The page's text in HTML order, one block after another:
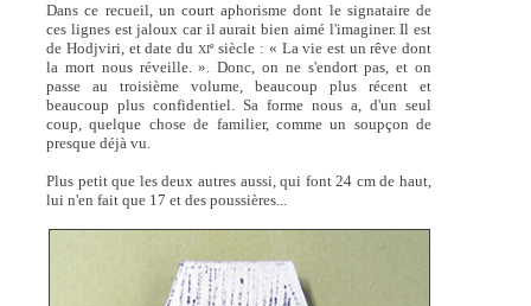
Dans ce recueil, un court aphorisme dont le signataire de
ces lignes est jaloux car il aurait bien aimé l'imaginer. Il est
de Hodjviri, et date du XIesiècle : « La vie est un rêve dont
la mort nous réveille. ». Donc, on ne s'endort pas, et on
passe au troisième volume, beaucoup plus récent et
beaucoup plus confidentiel. Sa forme nous a, d'un seul
coup, quelque chose de familier, comme un soupçon de
presque déjà vu.
Plus petit que les deux autres aussi, qui font 24 cm de haut,
lui n'en fait que 17 et des poussières...